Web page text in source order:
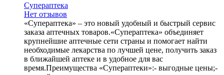
Супераптека
Нет отзывов
«Супераптека» – это новый удобный и быстрый сервис
заказа аптечных товаров.«Супераптека» объединяет
крупнейшие аптечные сети страны и помогает найти
необходимые лекарства по лучшей цене, получить заказ
в ближайшей аптеке и в удобное для вас
время.Преимущества «Супераптеки»:- выгодные цены;-